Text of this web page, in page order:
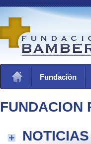
Fundación
FUNDACION
NOTICIAS